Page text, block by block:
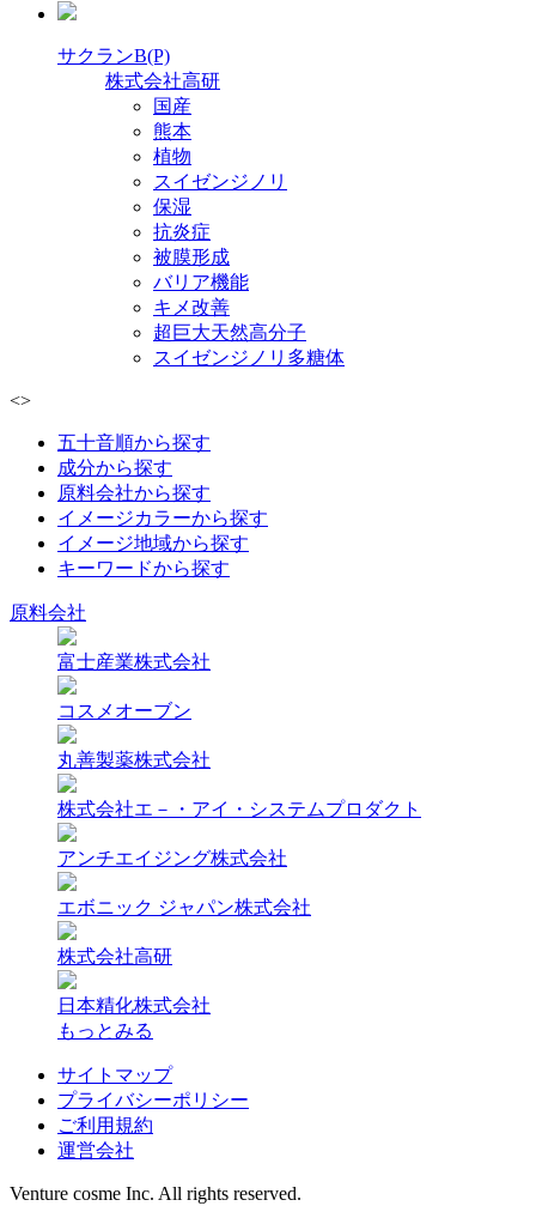
サクランB(P)
株式会社高研
国産
熊本
植物
スイゼンジノリ
保湿
抗炎症
被膜形成
バリア機能
キメ改善
超巨大天然高分子
スイゼンジノリ多糖体
<>
五十音順から探す
成分から探す
原料会社から探す
イメージカラーから探す
イメージ地域から探す
キーワードから探す
原料会社
富士産業株式会社
コスメオーブン
丸善製薬株式会社
株式会社エ－・アイ・システムプロダクト
アンチエイジング株式会社
エボニック ジャパン株式会社
株式会社高研
日本精化株式会社
もっとみる
サイトマップ
プライバシーポリシー
ご利用規約
運営会社
Venture cosme Inc. All rights reserved.